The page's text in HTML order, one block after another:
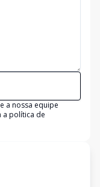
a nossa equipe
a política de